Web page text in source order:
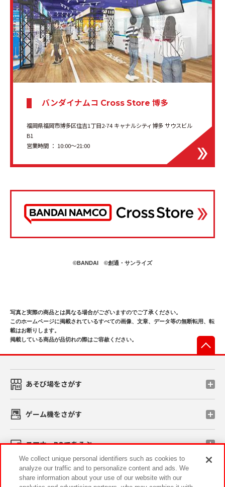
バンダイナムコ Cross Store 博多
福岡県福岡市博多区住吉1丁目2-74 キャナルシティ博多 サウスビル
B1
営業時間 ： 10:00〜21:00
©BANDAI ©創通・サンライズ
写真と実際の商品とは異なる場合がございますのでご了承ください。
このホームページに掲載されているすべての画像、文章、データ等の無断転用、転
載はお断りします。
掲載している商品が品切れの際はご容赦ください。
あそび場をさがす
ゲーム機をさがす
スマホ・PCであそぶ
イベント・キャンペーン
We collect unique personal identifiers such as cookies to
analyze our traffic and to personalize content and ads. We
share information about your use of our website with our